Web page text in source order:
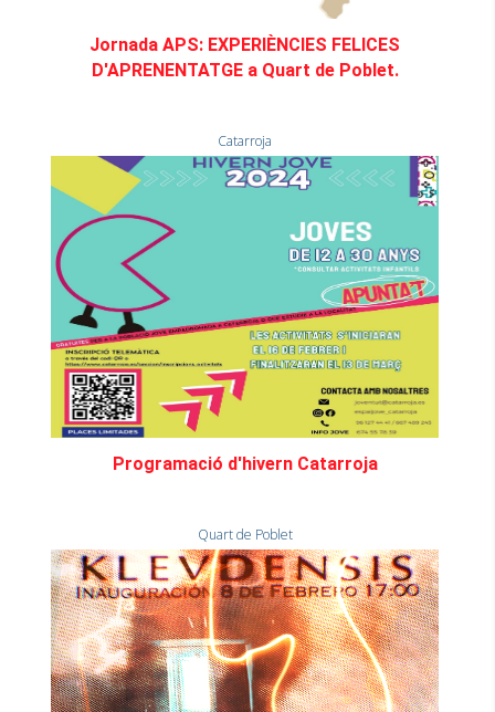
Jornada APS: EXPERIÈNCIES FELICES
D'APRENENTATGE a Quart de Poblet.
Catarroja
Programació d'hivern Catarroja
Quart de Poblet